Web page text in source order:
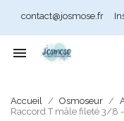
contact@josmose.fr

Accueil Osmoseur
Raccord T mâle fileté 3/